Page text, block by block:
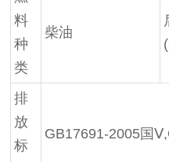
料
种
类
柴油
排
放
标
GB17691-2005国